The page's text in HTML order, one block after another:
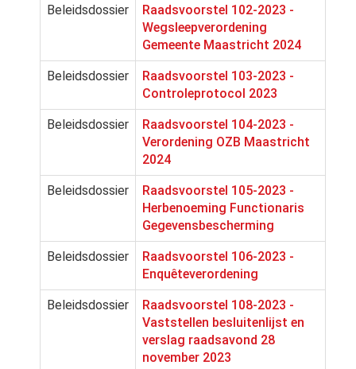
Beleidsdossier
Raadsvoorstel 102-2023 -
Wegsleepverordening
Gemeente Maastricht 2024
Beleidsdossier
Raadsvoorstel 103-2023 -
Controleprotocol 2023
Beleidsdossier
Raadsvoorstel 104-2023 -
Verordening OZB Maastricht
2024
Beleidsdossier
Raadsvoorstel 105-2023 -
Herbenoeming Functionaris
Gegevensbescherming
Beleidsdossier
Raadsvoorstel 106-2023 -
Enquêteverordening
Beleidsdossier
Raadsvoorstel 108-2023 -
Vaststellen besluitenlijst en
verslag raadsavond 28
november 2023